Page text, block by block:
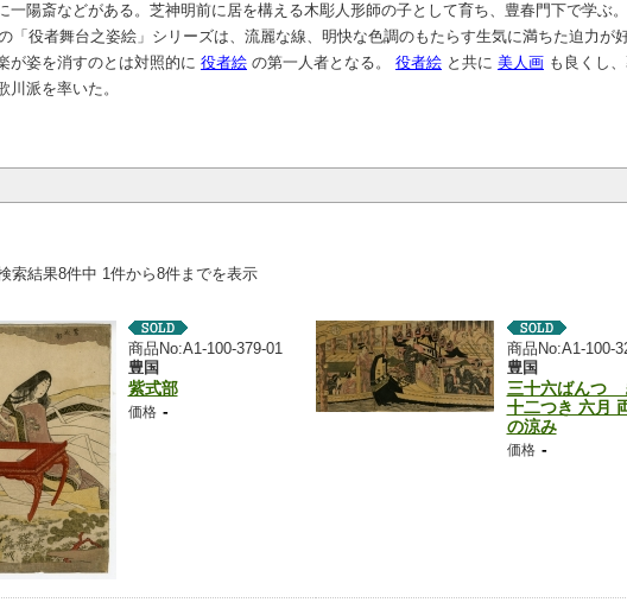
一陽斎などがある。芝神明前に居を構える木彫人形師の子として育ち、豊春門下で学ぶ
「役者舞台之姿絵」シリーズは、流麗な線、明快な色調のもたらす生気に満ちた迫力が
が姿を消すのとは対照的に 役者絵 の第一人者となる。 役者絵 と共に 美人画 も良くし
川派を率いた。
索結果8件中 1件から8件までを表示
商品No:A1-100-379-01
豊国
紫式部
価格 -
商品No:A1-100-
豊国
三十六ばんつ
十二つき 六月
の涼み
価格 -